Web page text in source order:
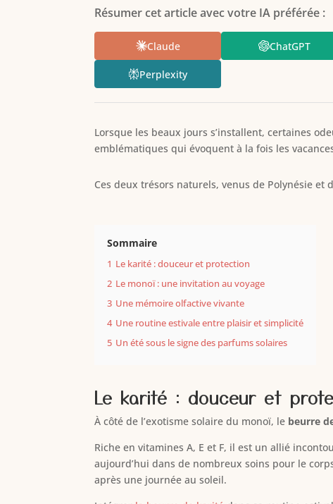
Résumer cet article avec votre IA préférée :
Claude ChatGPT
Perplexity
Lorsque les beaux jours s’installent, certaines
emblématiques qui évoquent à la fois les
Ces deux trésors naturels, venus de Polynésie
Sommaire
1 Le karité : douceur et protection
2 Le monoï : une invitation au voyage
3 Une mémoire olfactive vivante
4 Une routine estivale entre plaisir et simplicité
5 Un été sous le signe des parfums solaires
Le karité : douceur et
À côté de l’exotisme solaire du monoï, le beurre
Riche en vitamines A, E et F, il est un allié
aujourd’hui dans de nombreux soins pour le
après une journée au soleil.